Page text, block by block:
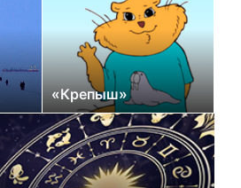
«Крепыш»